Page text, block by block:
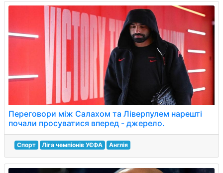
Переговори між Салахом та Ліверпулем нарешті
почали просуватися вперед - джерело.
Спорт Ліга чемпіонів УЄФА Англія